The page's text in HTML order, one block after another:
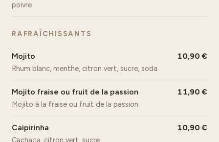
poivre
RAFRAÎCHISSANTS
Mojito
Rhum blanc, menthe, citron vert, sucre, soda
10,90
Mojito fraise ou fruit de la passion
Mojito à la fraise ou fruit de la passion
11,90
Caipirinha 10,90